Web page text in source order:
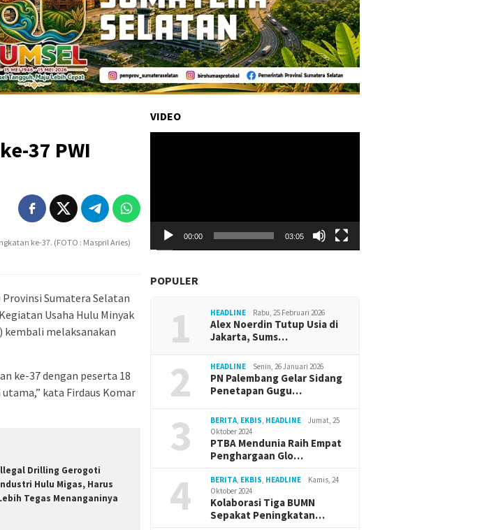
37 PWI
ke-37. (FOTO : Maspril Aries)
Provinsi Sumatera Selatan
Usaha Hulu Minyak
kembali melaksanakan
ke-37 dengan peserta 18
kata Firdaus Komar
Drilling Gerogoti
Hulu Migas, Harus
Tegas Menanganinya
VIDEO
00:00 03:05
POPULER
1 HEADLINE Rabu, 25 Februari 2026
Alex Noerdin Tutup Usia di
Jakarta, Sums…
2 HEADLINE Senin, 26 Januari 2026
PN Palembang Gelar Sidang
Penetapan Gugu…
3 BERITA, EKBIS, HEADLINE
Jumat, 25
Oktober 2024
PTBA Mendunia Raih Empat
Penghargaan Glo…
4 BERITA, EKBIS, HEADLINE
Kamis, 24
Oktober 2024
Kolaborasi Tiga BUMN
Sepakat Peningkatan…